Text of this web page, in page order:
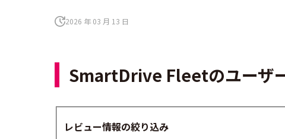
2026 年 03 月 13 日
SmartDrive Fleetのユーザ
レビュー情報の絞り込み